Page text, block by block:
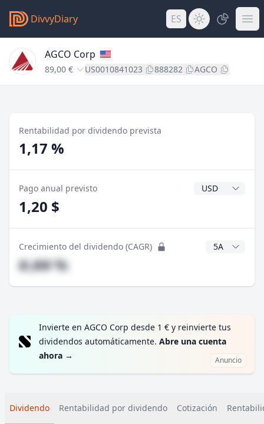
DivvyDiary ES
AGCO Corp
89,00 € US0010841023 888282 AGCO
Rentabilidad por dividendo prevista
1,17 %
Pago anual previsto Divisa del
1,20 $
Crecimiento del dividendo (CAGR) Años CAGR
#,## %
Invierte en AGCO Corp desde 1 € y reinvierte tus
dividendos automáticamente. Abre una cuenta
ahora → Anuncio
Dividendo Rentabilidad por dividendo Cotización